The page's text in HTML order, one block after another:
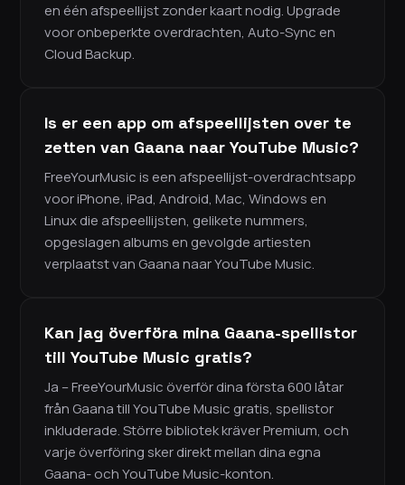
en één afspeellijst zonder kaart nodig. Upgrade
voor onbeperkte overdrachten, Auto-Sync en
Cloud Backup.
Is er een app om afspeellijsten over te
zetten van Gaana naar YouTube Music?
FreeYourMusic is een afspeellijst-overdrachtsapp
voor iPhone, iPad, Android, Mac, Windows en
Linux die afspeellijsten, gelikete nummers,
opgeslagen albums en gevolgde artiesten
verplaatst van Gaana naar YouTube Music.
Kan jag överföra mina Gaana-spellistor
till YouTube Music gratis?
Ja – FreeYourMusic överför dina första 600 låtar
från Gaana till YouTube Music gratis, spellistor
inkluderade. Större bibliotek kräver Premium, och
varje överföring sker direkt mellan dina egna
Gaana- och YouTube Music-konton.